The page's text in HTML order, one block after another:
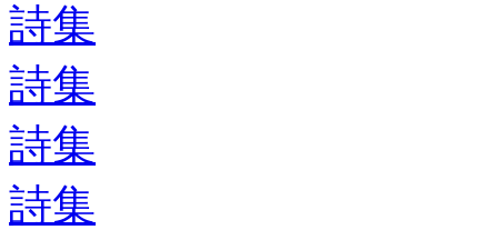
詩集
詩集
詩集
詩集